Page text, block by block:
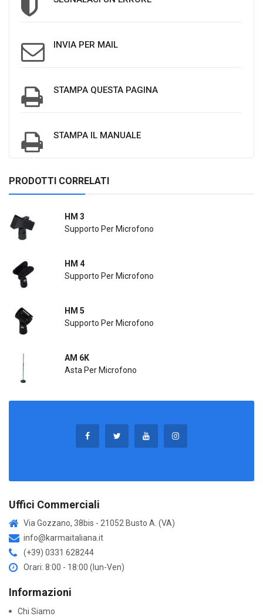
INVIA PER MAIL
STAMPA QUESTA PAGINA
STAMPA IL MANUALE
PRODOTTI CORRELATI
HM 3
Supporto Per Microfono
HM 4
Supporto Per Microfono
HM 5
Supporto Per Microfono
AM 6K
Asta Per Microfono
Uffici Commerciali
Via Gozzano, 38bis - 21052 Busto A. (VA)
info@karmaitaliana.it
(+39) 0331 628244
Orari: 8:00 - 18:00 (lun-Ven)
Informazioni
Chi Siamo